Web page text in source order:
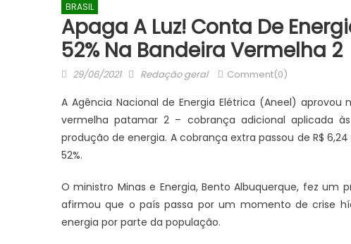
BRASIL
Apaga A Luz! Conta De
52% Na Bandeira Vermelha 2
Posted
29/06/2021 Author
Redação geral Comment(0)
A Agência Nacional de Energia Elétrica (Aneel)
vermelha patamar 2 – cobrança adicional aplicada
produção de energia. A cobrança extra passou de R$
52%.
O ministro Minas e Energia, Bento Albuquerque, fez
afirmou que o país passa por um momento de crise
energia por parte da população.